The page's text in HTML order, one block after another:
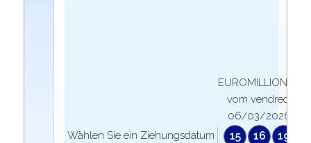
Wählen Sie ein Ziehungsdatum
EUROMILLIONEN
vom vendredi
06/03/2026
15 16
19